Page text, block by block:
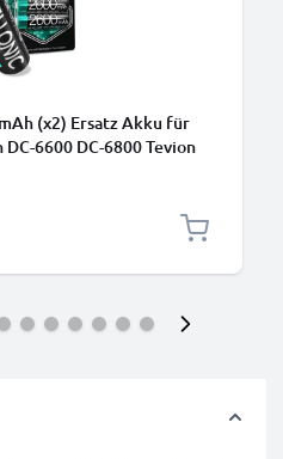
(x2) Ersatz Akku für
6600 DC-6800 Tevion